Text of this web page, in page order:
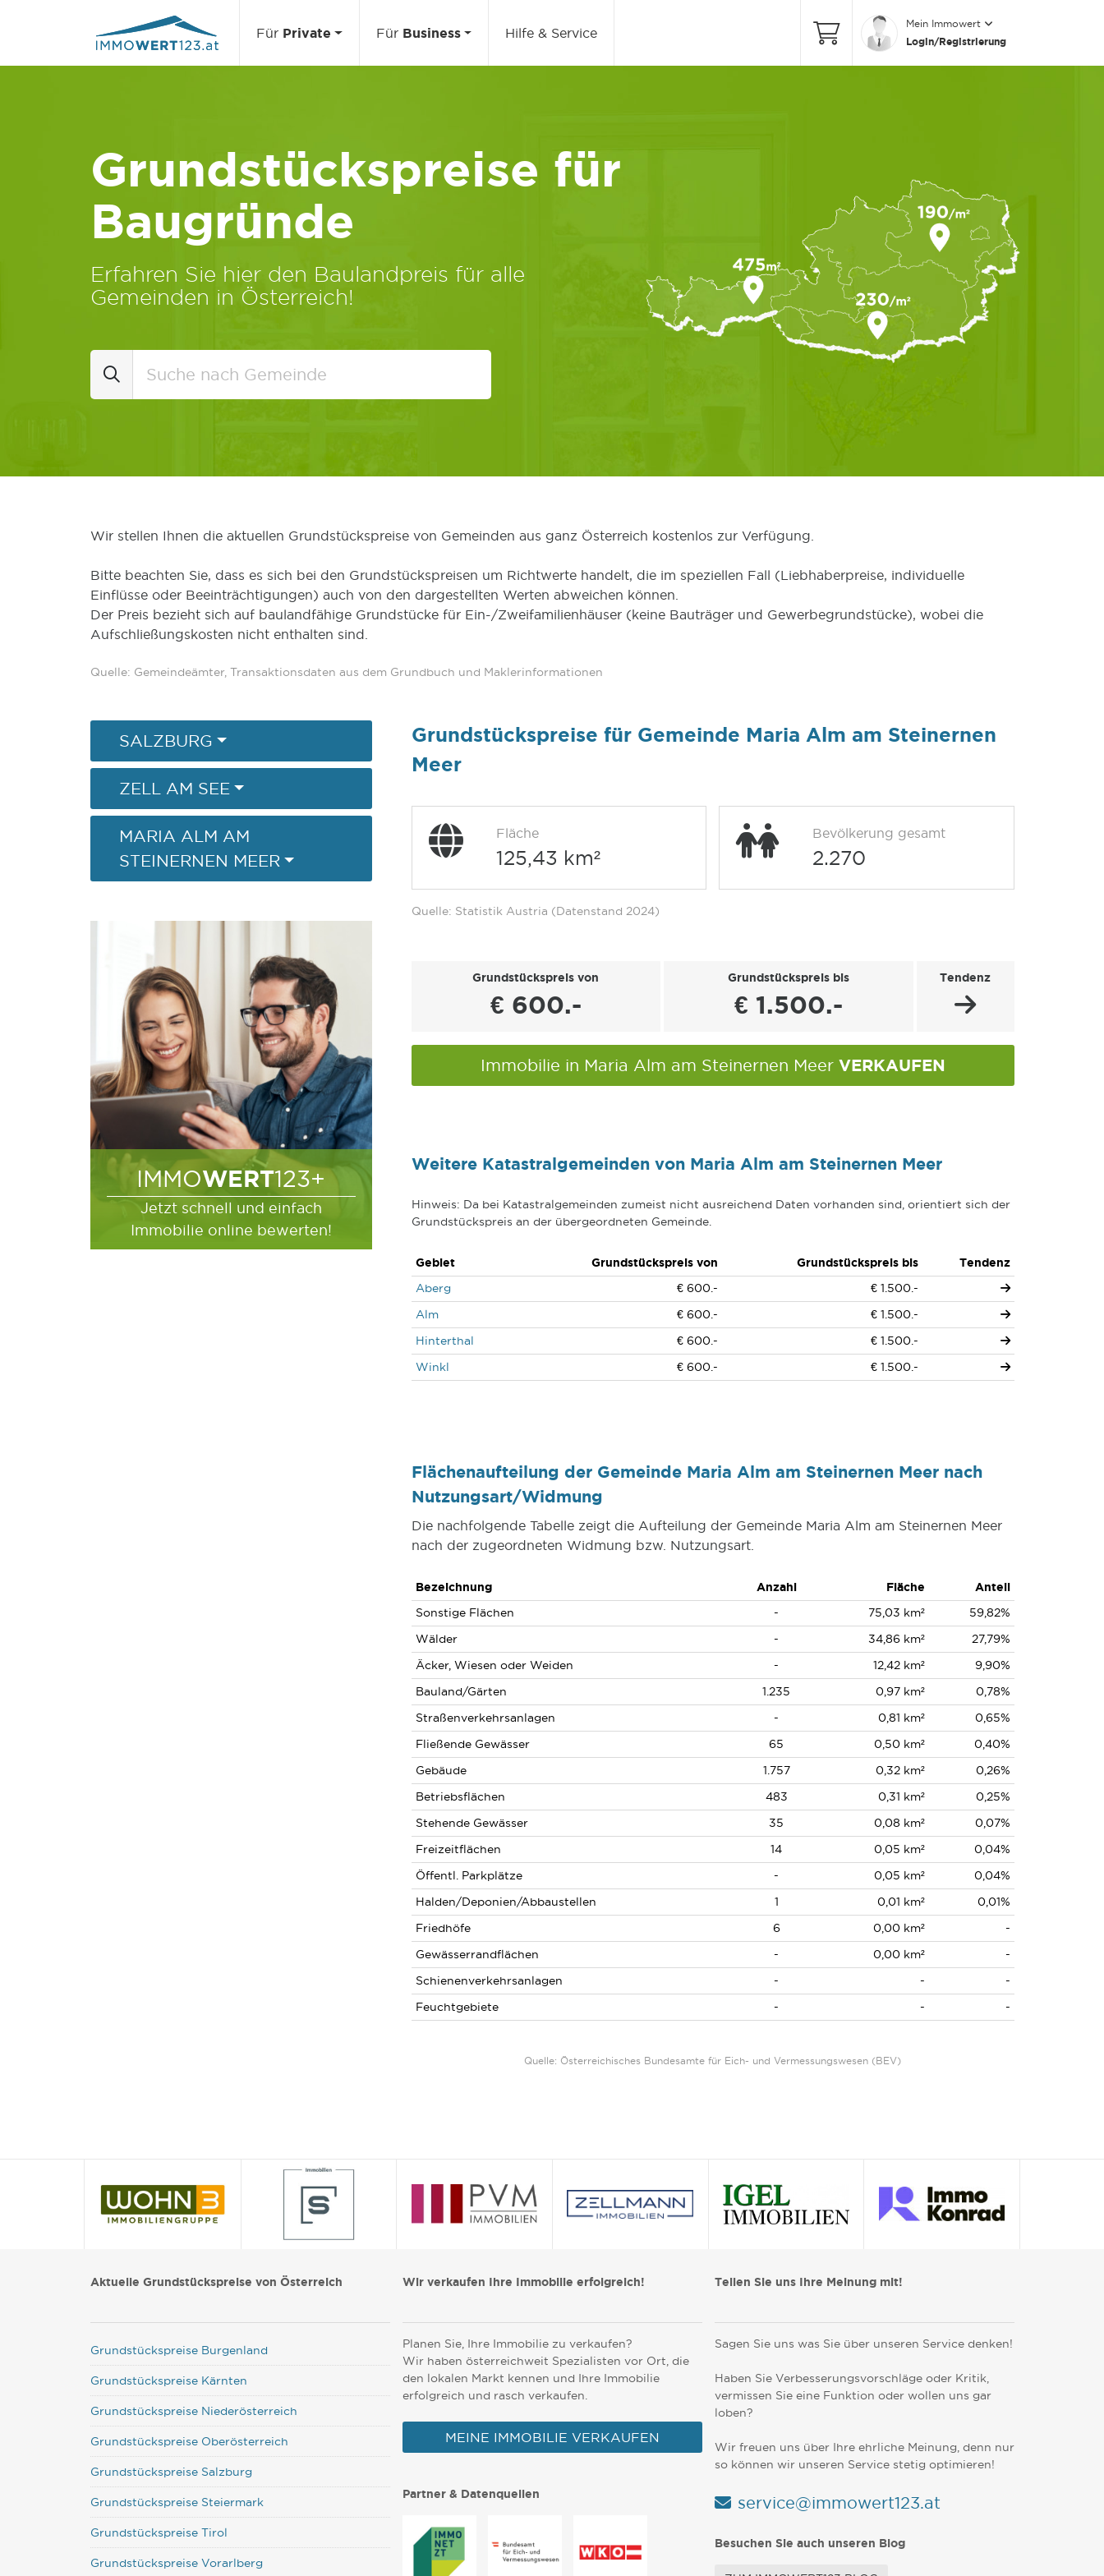
Für Private Für Business Hilfe & Service
Mein Immowert
Login/Registrierung
Grundstückspreise für
Baugründe
Erfahren Sie hier den Baulandpreis für alle
Gemeinden in Österreich!
Wir stellen Ihnen die aktuellen Grundstückspreise von Gemeinden aus ganz Österreich kostenlos zur Verfügung.
Bitte beachten Sie, dass es sich bei den Grundstückspreisen um Richtwerte handelt, die im speziellen Fall (Liebhaberpreise, individuelle
Einflüsse oder Beeinträchtigungen) auch von den dargestellten Werten abweichen können.
Der Preis bezieht sich auf baulandfähige Grundstücke für Ein-/Zweifamilienhäuser (keine Bauträger und Gewerbegrundstücke), wobei die
Aufschließungskosten nicht enthalten sind.
Quelle: Gemeindeämter, Transaktionsdaten aus dem Grundbuch und Maklerinformationen
SALZBURG
ZELL AM SEE
MARIA ALM AM
STEINERNEN MEER
IMMOWERT123+
Jetzt schnell und einfach
Immobilie online bewerten!
Grundstückspreise für Gemeinde Maria Alm am Steinernen
Meer
Fläche
125,43 km²
Bevölkerung gesamt
2.270
Quelle: Statistik Austria (Datenstand 2024)
Grundstückspreis von
€ 600.-
Grundstückspreis bis
€ 1.500.-
Tendenz
Immobilie in Maria Alm am Steinernen Meer VERKAUFEN
Weitere Katastralgemeinden von Maria Alm am Steinernen Meer
Hinweis: Da bei Katastralgemeinden zumeist nicht ausreichend Daten vorhanden sind, orientiert sich der
Grundstückspreis an der übergeordneten Gemeinde.
Gebiet Grundstückspreis von Grundstückspreis bis
Tendenz
Aberg
€ 600.-
€ 1.500.-
Alm
€ 600.-
€ 1.500.-
Hinterthal
€ 600.-
€ 1.500.-
Winkl
€ 600.- € 1.500.-
Flächenaufteilung der Gemeinde Maria Alm am Steinernen Meer nach
Nutzungsart/Widmung
Die nachfolgende Tabelle zeigt die Aufteilung der Gemeinde Maria Alm am Steinernen Meer
nach der zugeordneten Widmung bzw. Nutzungsart.
Bezeichnung Anzahl Fläche
Anteil
Sonstige Flächen
- 75,03 km²
59,82%
Wälder
- 34,86 km²
27,79%
Äcker, Wiesen oder Weiden
- 12,42 km²
9,90%
Bauland/Gärten
1.235 0,97 km²
0,78%
Straßenverkehrsanlagen
- 0,81 km²
0,65%
Fließende Gewässer
65 0,50 km²
0,40%
Gebäude
1.757 0,32 km²
0,26%
Betriebsflächen
483 0,31 km²
0,25%
Stehende Gewässer
35 0,08 km²
0,07%
Freizeitflächen
14 0,05 km²
0,04%
Öffentl. Parkplätze
- 0,05 km²
0,04%
Halden/Deponien/Abbaustellen
1 0,01 km²
0,01%
Friedhöfe
6 0,00 km²
-
Gewässerrandflächen
- 0,00 km²
-
Schienenverkehrsanlagen
- -
-
Feuchtgebiete
- - -
Quelle: Österreichisches Bundesamte für Eich- und Vermessungswesen (BEV)
Aktuelle Grundstückspreise von Österreich
Grundstückspreise Burgenland
Grundstückspreise Kärnten
Grundstückspreise Niederösterreich
Grundstückspreise Oberösterreich
Grundstückspreise Salzburg
Grundstückspreise Steiermark
Grundstückspreise Tirol
Grundstückspreise Vorarlberg
Wir verkaufen Ihre Immobilie erfolgreich!
Planen Sie, Ihre Immobilie zu verkaufen?
Wir haben österreichweit Spezialisten vor Ort, die
den lokalen Markt kennen und Ihre Immobilie
erfolgreich und rasch verkaufen.
MEINE IMMOBILIE VERKAUFEN
Partner & Datenquellen
Teilen Sie uns Ihre Meinung mit!
Sagen Sie uns was Sie über unseren Service denken!
Haben Sie Verbesserungsvorschläge oder Kritik,
vermissen Sie eine Funktion oder wollen uns gar
loben?
Wir freuen uns über Ihre ehrliche Meinung, denn nur
so können wir unseren Service stetig optimieren!
service@immowert123.at
Besuchen Sie auch unseren Blog